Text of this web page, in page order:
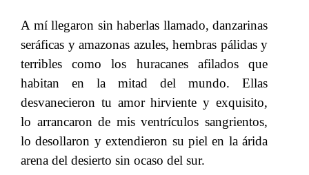
A mí llegaron sin haberlas llamado, danzarinas
seráficas y amazonas azules, hembras pálidas y
terribles como los huracanes afilados que
habitan en la mitad del mundo. Ellas
desvanecieron tu amor hirviente y exquisito,
lo arrancaron de mis ventrículos sangrientos,
lo desollaron y extendieron su piel en la árida
arena del desierto sin ocaso del sur.